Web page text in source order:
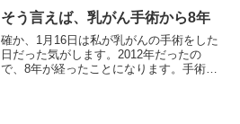
聞いたところ、困難と答え...
そう言えば、乳がん手術から8年
確か、1月16日は私が乳がんの手術をした
日だった気がします。2012年だったの
で、8年が経ったことになります。手術前